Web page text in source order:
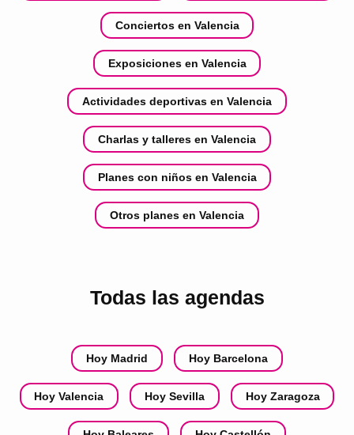
Conciertos en Valencia
Exposiciones en Valencia
Actividades deportivas en Valencia
Charlas y talleres en Valencia
Planes con niños en Valencia
Otros planes en Valencia
Todas las agendas
Hoy Madrid Hoy Barcelona
Hoy Valencia Hoy Sevilla Hoy Zaragoza